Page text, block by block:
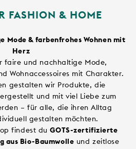
FASHION & HOME
Mode & farbenfrohes Wohnen mit
Herz
faire und nachhaltige Mode,
Wohnaccessoires mit Charakter.
gestalten wir Produkte, die
und mit viel Liebe zum
– für alle, die ihren Alltag
gestalten möchten.
findest duGOTS-zertifizierte
aus Bio-Baumwolle und zeitlose